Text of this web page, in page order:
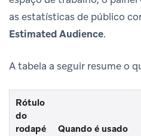
as estatísticas de público
Estimated Audience.
A tabela a seguir resume o
Rótulo
do
rodapé
Quando é usado